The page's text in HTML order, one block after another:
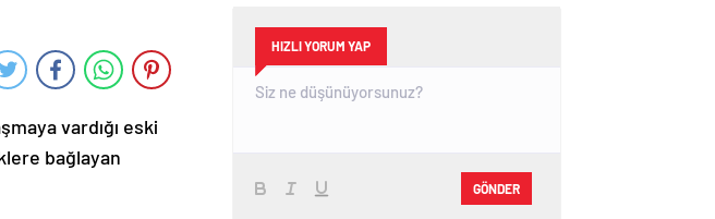
vardığı eski
bağlayan
HIZLI YORUM YAP
GÖNDER